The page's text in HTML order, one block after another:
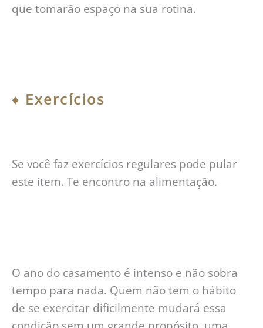
que tomarão espaço na sua rotina.
♦︎ Exercícios
Se você faz exercícios regulares pode pular
este item. Te encontro na alimentação.
O ano do casamento é intenso e não sobra
tempo para nada. Quem não tem o hábito
de se exercitar dificilmente mudará essa